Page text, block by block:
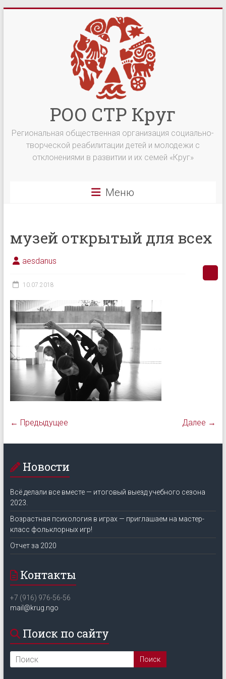
РОО СТР Круг
Региональная общественная организация социально-
творческой реабилитации детей и молодежи с
отклонениями в развитии и их семей «Круг»
Меню
музей открытый для всех
aesdanus
10.07.2018
← Предыдущее Далее →
Новости
Всё делали все вместе — итоговый выезд учебного сезона
2023.
Возрастная психология в играх — приглашаем на мастер-
класс фольклорных игр!
Отчет за 2020
Контакты
+7 (916) 976-56-56
mail@krug.ngo
Поиск по сайту